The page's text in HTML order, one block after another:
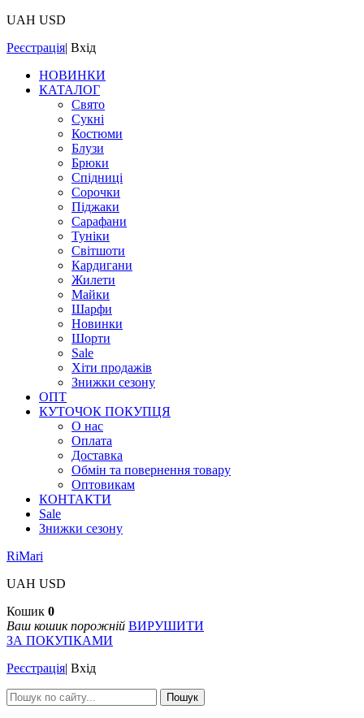
UAH USD
Реєстрація| Вхід
НОВИНКИ
КАТАЛОГ
Свято
Сукні
Костюми
Блузи
Брюки
Спідниці
Сорочки
Піджаки
Сарафани
Туніки
Світшоти
Кардигани
Жилети
Майки
Шарфи
Новинки
Шорти
Sale
Хіти продажів
Знижки сезону
ОПТ
КУТОЧОК ПОКУПЦЯ
О нас
Оплата
Доставка
Обмін та повернення товару
Оптовикам
КОНТАКТИ
Sale
Знижки сезону
RiMari
UAH USD
Кошик 0
Ваш кошик порожній ВИРУШИТИ
ЗА ПОКУПКАМИ
Реєстрація| Вхід
Пошук